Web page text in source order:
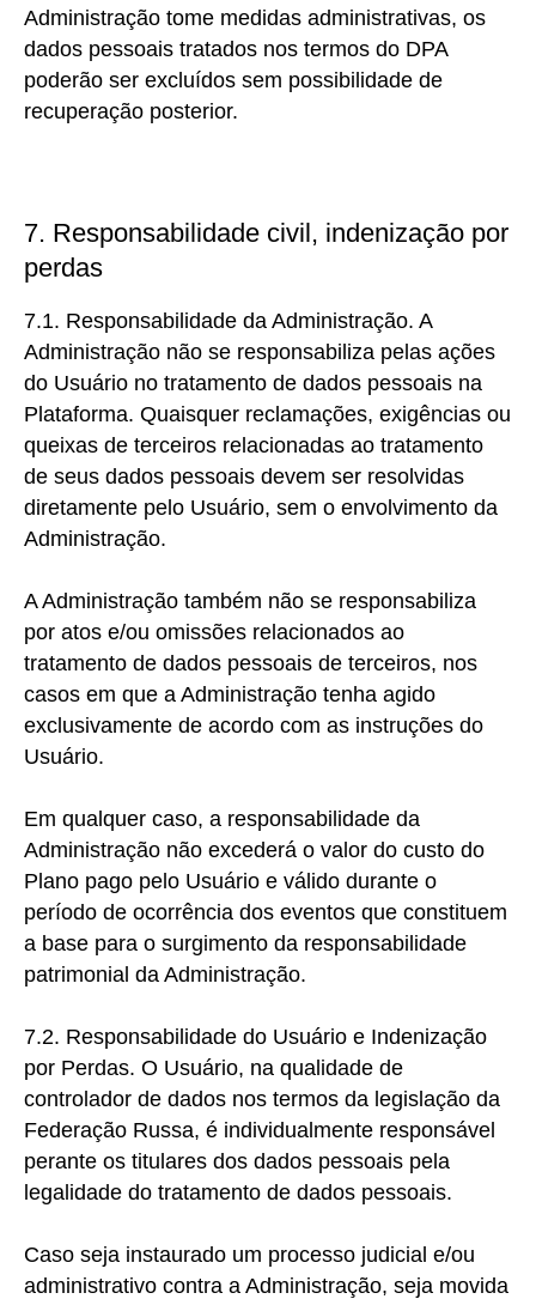
Administração tome medidas administrativas, os
dados pessoais tratados nos termos do DPA
poderão ser excluídos sem possibilidade de
recuperação posterior.
7. Responsabilidade civil, indenização por
perdas
7.1. Responsabilidade da Administração. A
Administração não se responsabiliza pelas ações
do Usuário no tratamento de dados pessoais na
Plataforma. Quaisquer reclamações, exigências ou
queixas de terceiros relacionadas ao tratamento
de seus dados pessoais devem ser resolvidas
diretamente pelo Usuário, sem o envolvimento da
Administração.
A Administração também não se responsabiliza
por atos e/ou omissões relacionados ao
tratamento de dados pessoais de terceiros, nos
casos em que a Administração tenha agido
exclusivamente de acordo com as instruções do
Usuário.
Em qualquer caso, a responsabilidade da
Administração não excederá o valor do custo do
Plano pago pelo Usuário e válido durante o
período de ocorrência dos eventos que constituem
a base para o surgimento da responsabilidade
patrimonial da Administração.
7.2. Responsabilidade do Usuário e Indenização
por Perdas. O Usuário, na qualidade de
controlador de dados nos termos da legislação da
Federação Russa, é individualmente responsável
perante os titulares dos dados pessoais pela
legalidade do tratamento de dados pessoais.
Caso seja instaurado um processo judicial e/ou
administrativo contra a Administração, seja movida